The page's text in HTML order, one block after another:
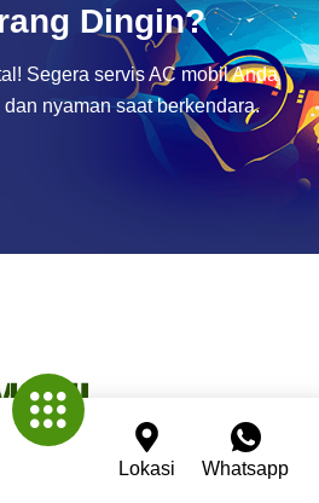
Lokasi Whatsapp
Dingin?
Segera servis AC mobil Anda
nyaman saat berkendara.